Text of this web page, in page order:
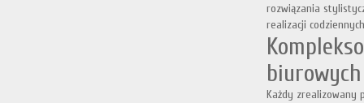
rozwiązania
realizacji
biurowych
Każdy zrealizowany